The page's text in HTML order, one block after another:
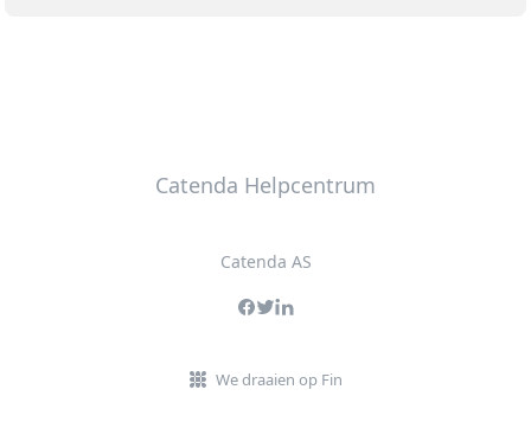
Catenda Helpcentrum
Catenda AS
We draaien op Fin